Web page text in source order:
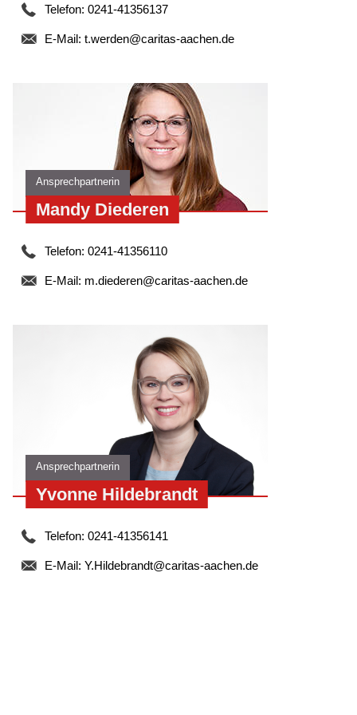
Telefon: 0241-41356137
E-Mail: t.werden@caritas-aachen.de
Ansprechpartnerin
Mandy Diederen
Telefon: 0241-41356110
E-Mail: m.diederen@caritas-aachen.de
Ansprechpartnerin
Yvonne Hildebrandt
Telefon: 0241-41356141
E-Mail: Y.Hildebrandt@caritas-aachen.de